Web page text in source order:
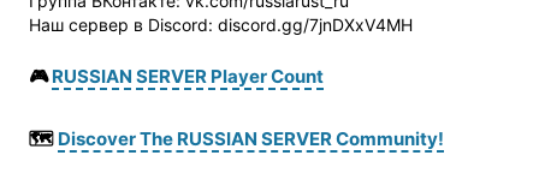
Наш сервер в Discord: discord.gg/7jnDXxV4MH
🎮RUSSIAN SERVER Player Count
🗺️ Discover The RUSSIAN SERVER Community!